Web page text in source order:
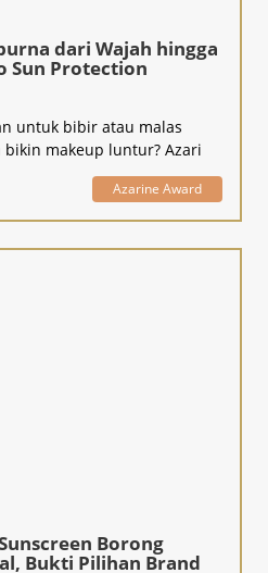
dari Wajah hingga
Sun Protection
untuk bibir atau malas
makeup luntur? Azari
Azarine Award
Borong
Bukti Pilihan Brand